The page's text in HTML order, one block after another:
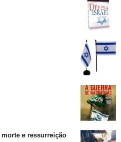
e ressurreição